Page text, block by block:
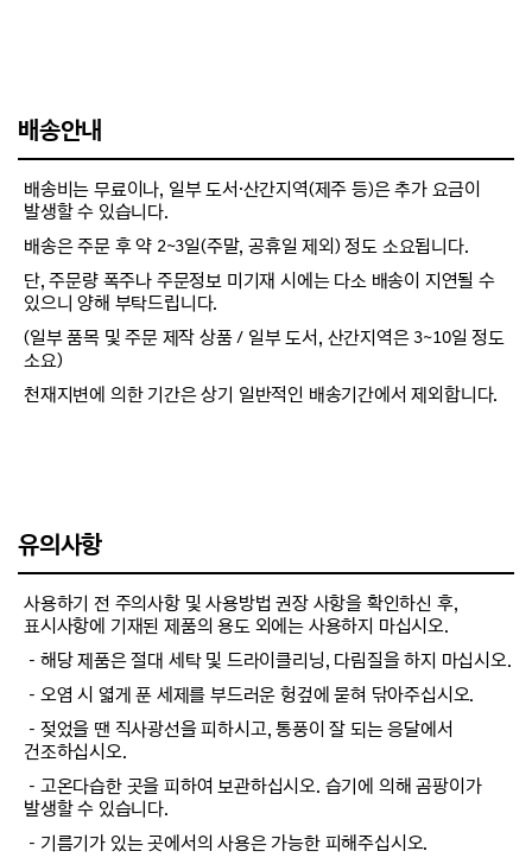
배송안내
배송비는 무료이나, 일부 도서·산간지역(제주 등)은 추가 요금이
발생할 수 있습니다.
배송은 주문 후 약 2~3일(주말, 공휴일 제외) 정도 소요됩니다.
단, 주문량 폭주나 주문정보 미기재 시에는 다소 배송이 지연될 수
있으니 양해 부탁드립니다.
(일부 품목 및 주문 제작 상품 / 일부 도서, 산간지역은 3~10일 정도
소요)
천재지변에 의한 기간은 상기 일반적인 배송기간에서 제외합니다.
유의사항
사용하기 전 주의사항 및 사용방법 권장 사항을 확인하신 후,
표시사항에 기재된 제품의 용도 외에는 사용하지 마십시오.
－해당 제품은 절대 세탁 및 드라이클리닝, 다림질을 하지 마십시오.
－오염 시 엷게 푼 세제를 부드러운 헝겊에 묻혀 닦아주십시오.
－젖었을 땐 직사광선을 피하시고, 통풍이 잘 되는 응달에서
건조하십시오.
－고온다습한 곳을 피하여 보관하십시오. 습기에 의해 곰팡이가
발생할 수 있습니다.
－기름기가 있는 곳에서의 사용은 가능한 피해주십시오.